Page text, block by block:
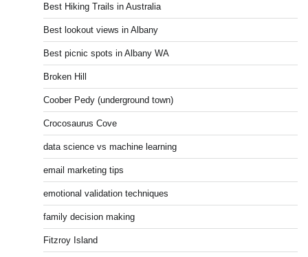
Best Hiking Trails in Australia
Best lookout views in Albany
Best picnic spots in Albany WA
Broken Hill
Coober Pedy (underground town)
Crocosaurus Cove
data science vs machine learning
email marketing tips
emotional validation techniques
family decision making
Fitzroy Island